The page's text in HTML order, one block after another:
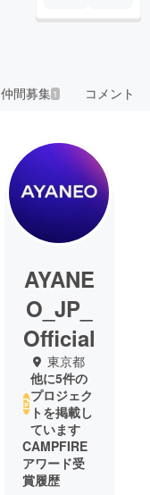
仲間募集 1 コメント
AYANE
O_JP_
Official
東京都
他に5件の
プロジェク
トを掲載し
ています
CAMPFIRE
アワード受
賞履歴